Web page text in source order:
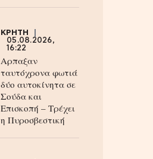
ΚΡΗΤΗ
05.08.2026,
16:22
Αρπαξαν
ταυτόχρονα φωτιά
δύο αυτοκίνητα σε
Σούδα και
Επισκοπή – Τρέχει
η Πυροσβεστική